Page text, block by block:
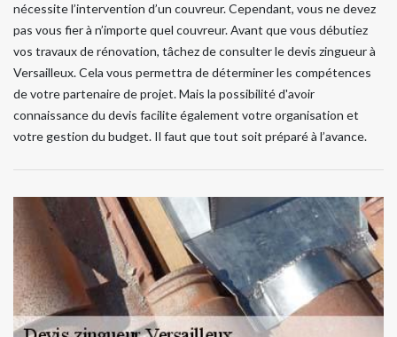
nécessite l’intervention d’un couvreur. Cependant, vous ne devez
pas vous fier à n’importe quel couvreur. Avant que vous débutiez
vos travaux de rénovation, tâchez de consulter le devis zingueur à
Versailleux. Cela vous permettra de déterminer les compétences
de votre partenaire de projet. Mais la possibilité d'avoir
connaissance du devis facilite également votre organisation et
votre gestion du budget. Il faut que tout soit préparé à l’avance.